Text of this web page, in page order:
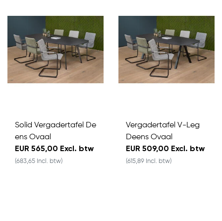
Solid Vergadertafel De
ens Ovaal
EUR 565,00 Excl. btw
(683,65 Incl. btw)
Vergadertafel V-Leg
Deens Ovaal
EUR 509,00 Excl. btw
(615,89 Incl. btw)